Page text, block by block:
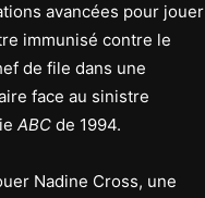
avancées pour jouer
immunisé contre le
de file dans une
face au sinistre
ABC de 1994.
Nadine Cross, une